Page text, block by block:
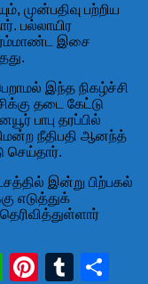
முன்பதிவு பற்றிய
பல்லாயிர
இசை
இந்த நிகழ்ச்சி
தடை கேட்டு
பாபு தரப்பில்
நீதிபதி ஆனந்த்
செய்தார்.
இன்று பிற்பகல்
எடுத்துக்
WhatsApp